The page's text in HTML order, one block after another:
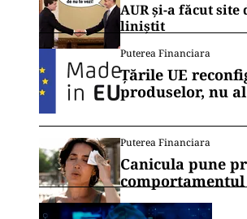
AUR și-a făcut site
liniștit
Puterea Financiara
Țările UE
produselor, nu
Puterea Financiara
Canicula pune
comportamentul